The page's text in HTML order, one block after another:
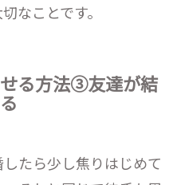
なことです。
る方法③友達が結
たら少し焦りはじめて